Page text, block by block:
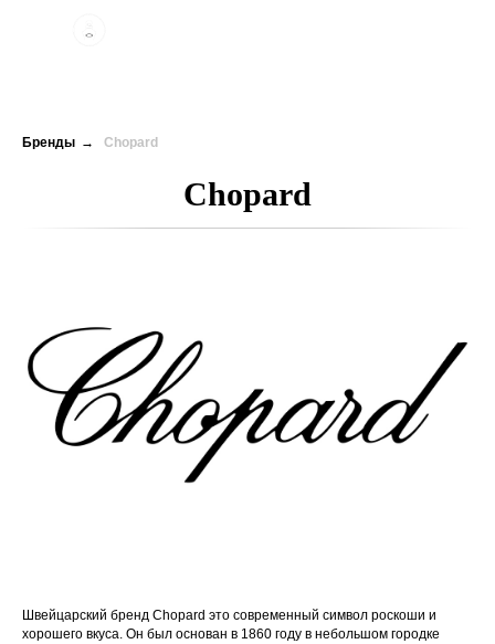
Бренды → Chopard
Chopard
Швейцарский бренд Chopard это современный символ роскоши и
хорошего вкуса. Он был основан в 1860 году в небольшом городке